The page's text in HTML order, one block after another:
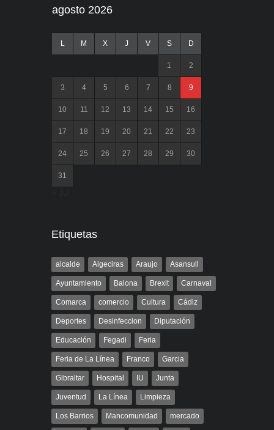
agosto 2026
L M X J V S D
1 2
3 4 5 6 7 8 9
10 11 12 13 14 15 16
17 18 19 20 21 22 23
24 25 26 27 28 29 30
31
Etiquetas
alcalde Algeciras Araujo Asansull
Ayuntamiento Balona Brexit Carnaval
Comarca comercio Cultura Cádiz
Deportes Desinfeccion Diputación
Educación Fegadi Feria
Feria de La Línea Franco Garcia
Gibraltar Hospital IU Junta
Juventud La Línea Limpieza
Los Barrios Mancomunidad mercado